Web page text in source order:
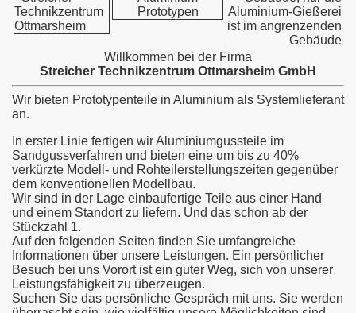
Willkommen bei der Firma
Streicher Technikzentrum Ottmarsheim GmbH
Wir bieten Prototypenteile in Aluminium als Systemlieferant
an.
In erster Linie fertigen wir Aluminiumgussteile im
Sandgussverfahren und bieten eine um bis zu 40%
verkürzte Modell- und Rohteilerstellungszeiten gegenüber
dem konventionellen Modellbau.
Wir sind in der Lage einbaufertige Teile aus einer Hand
und einem Standort zu liefern. Und das schon ab der
Stückzahl 1.
Auf den folgenden Seiten finden Sie umfangreiche
Informationen über unsere Leistungen. Ein persönlicher
Besuch bei uns Vorort ist ein guter Weg, sich von unserer
Leistungsfähigkeit zu überzeugen.
Suchen Sie das persönliche Gespräch mit uns. Sie werden